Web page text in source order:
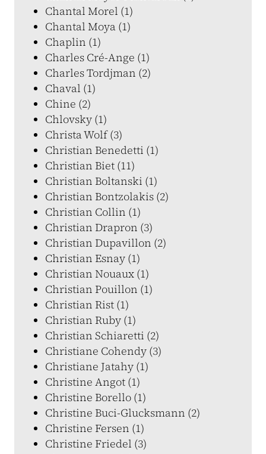
Chantal Morel (1)
Chantal Moya (1)
Chaplin (1)
Charles Cré-Ange (1)
Charles Tordjman (2)
Chaval (1)
Chine (2)
Chlovsky (1)
Christa Wolf (3)
Christian Benedetti (1)
Christian Biet (11)
Christian Boltanski (1)
Christian Bontzolakis (2)
Christian Collin (1)
Christian Drapron (3)
Christian Dupavillon (2)
Christian Esnay (1)
Christian Nouaux (1)
Christian Pouillon (1)
Christian Rist (1)
Christian Ruby (1)
Christian Schiaretti (2)
Christiane Cohendy (3)
Christiane Jatahy (1)
Christine Angot (1)
Christine Borello (1)
Christine Buci-Glucksmann (2)
Christine Fersen (1)
Christine Friedel (3)